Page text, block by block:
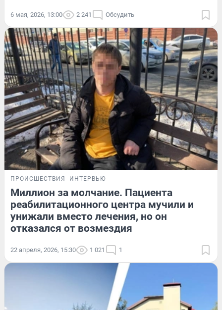
6 мая, 2026, 13:00 2 241 Обсудить
ПРОИСШЕСТВИЯ ИНТЕРВЬЮ
Миллион за молчание. Пациента
реабилитационного центра мучили и
унижали вместо лечения, но он
отказался от возмездия
22 апреля, 2026, 15:30 1 021 1